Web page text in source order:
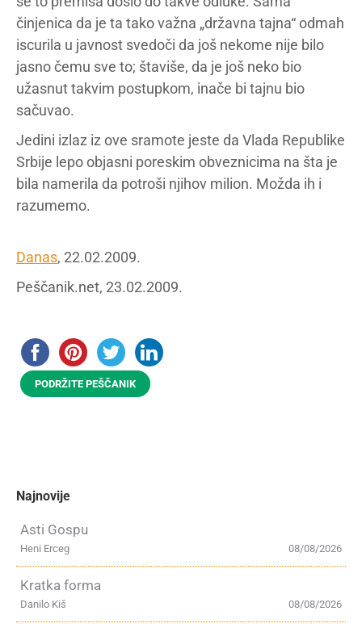
činjenica da je ta tako važna „državna tajna“ odmah
iscurila u javnost svedoči da još nekome nije bilo
jasno čemu sve to; štaviše, da je još neko bio
užasnut takvim postupkom, inače bi tajnu bio
sačuvao.
Jedini izlaz iz ove sramote jeste da Vlada Republike
Srbije lepo objasni poreskim obveznicima na šta je
bila namerila da potroši njihov milion. Možda ih i
razumemo.
Danas, 22.02.2009.
Peščanik.net, 23.02.2009.
PODRŽITE PEŠČANIK
Najnovije
Asti Gospu
08/08/2026
Heni Erceg
Kratka forma
08/08/2026
Danilo Kiš